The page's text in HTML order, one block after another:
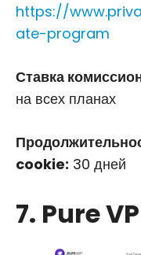
https://
ate-program
Ставка
на всех планах
cookie: 30 дней
7. Pure